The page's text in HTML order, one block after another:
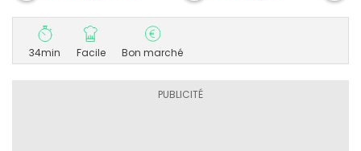
34min Facile Bon marché